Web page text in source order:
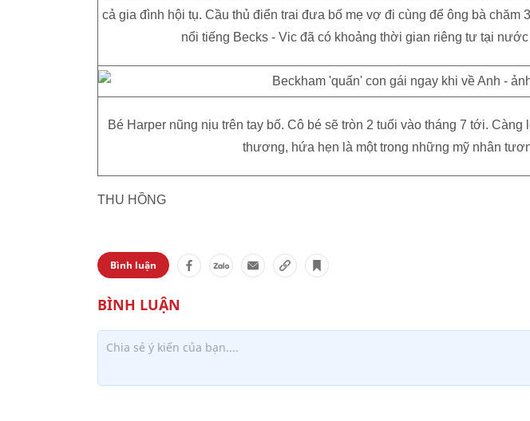
cả gia đình hội tụ. Cầu thủ điển trai đưa bố mẹ vợ đi cùng để ông bà chăm
nổi tiếng Becks - Vic đã có khoảng thời gian riêng tư tại
Bé Harper nũng nịu trên tay bố. Cô bé sẽ tròn 2 tuổi vào tháng 7 tới.
thương, hứa hẹn là một trong những mỹ nhân
THU HỒNG
Bình luận